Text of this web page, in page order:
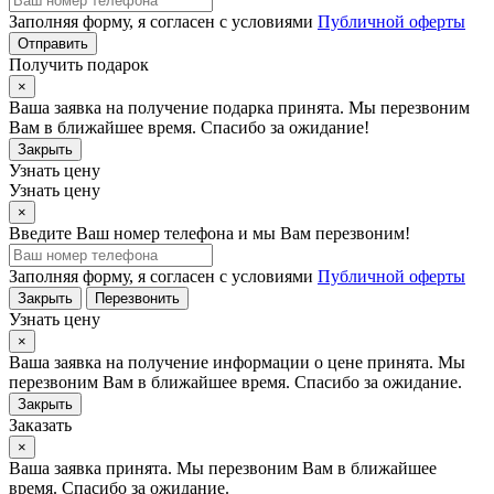
Заполняя форму, я согласен с условиями Публичной оферты
Отправить
Получить подарок
×
Ваша заявка на получение подарка принята. Мы перезвоним
Вам в ближайшее время. Спасибо за ожидание!
Закрыть
Узнать цену
Узнать цену
×
Введите Ваш номер телефона и мы Вам перезвоним!
Заполняя форму, я согласен с условиями Публичной оферты
Закрыть Перезвонить
Узнать цену
×
Ваша заявка на получение информации о цене принята. Мы
перезвоним Вам в ближайшее время. Спасибо за ожидание.
Закрыть
Заказать
×
Ваша заявка принята. Мы перезвоним Вам в ближайшее
время. Спасибо за ожидание.